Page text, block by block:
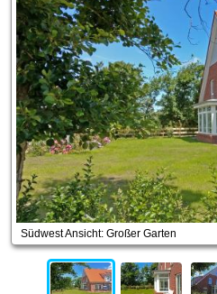
Südwest Ansicht: Großer Garten